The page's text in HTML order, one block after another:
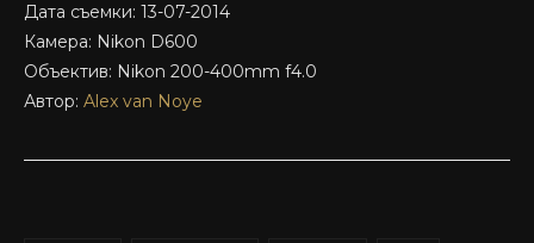
Дата съемки: 13-07-2014
Камера: Nikon D600
Объектив: Nikon 200-400mm f4.0
Автор: Alex van Noye